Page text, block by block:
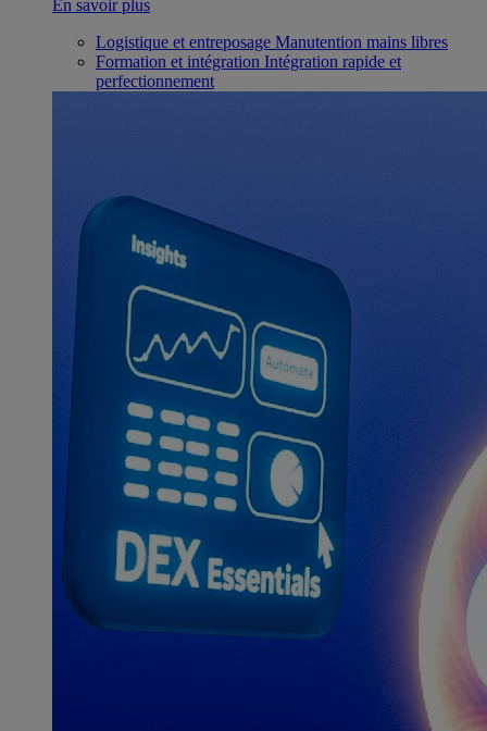
En savoir plus
Logistique et entreposage Manutention mains libres
Formation et intégration Intégration rapide et
perfectionnement